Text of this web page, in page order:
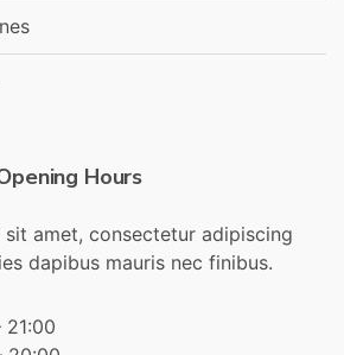
Hours
amet, consectetur adipiscing
dapibus mauris nec finibus.
21:00